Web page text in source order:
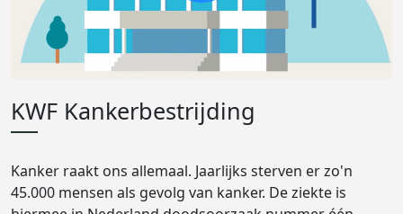
KWF Kankerbestrijding
Kanker raakt ons allemaal. Jaarlijks sterven er zo'n
45.000 mensen als gevolg van kanker. De ziekte is